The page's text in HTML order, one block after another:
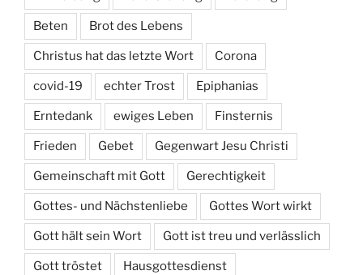
Beten Brot des Lebens
Christus hat das letzte Wort Corona
covid-19 echter Trost Epiphanias
Erntedank ewiges Leben Finsternis
Frieden Gebet Gegenwart Jesu Christi
Gemeinschaft mit Gott Gerechtigkeit
Gottes- und Nächstenliebe Gottes Wort wirkt
Gott hält sein Wort Gott ist treu und verlässlich
Gott tröstet Hausgottesdienst